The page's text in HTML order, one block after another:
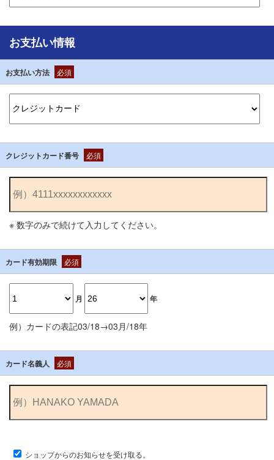
お支払い情報
お支払い方法 必須
クレジットカード番号 必須
※ 数字のみで続けて入力してください。
カード有効期限 必須
月 年
例）カードの表記03/18→03月/18年
カード名義人 必須
ショップからのお知らせを受け取る。